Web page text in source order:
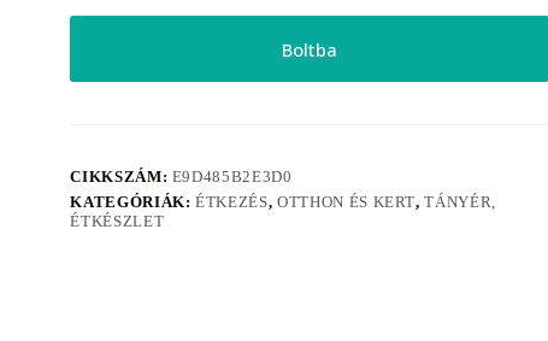
Boltba
CIKKSZÁM: E9D485B2E3D0
KATEGÓRIÁK:ÉTKEZÉS, OTTHON ÉS KERT,TÁNYÉR,
ÉTKÉSZLET